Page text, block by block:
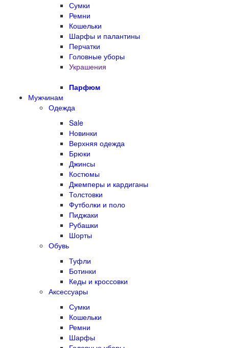
Сумки
Ремни
Кошельки
Шарфы и палантины
Перчатки
Головные уборы
Украшения
Парфюм
Мужчинам
Одежда
Sale
Новинки
Верхняя одежда
Брюки
Джинсы
Костюмы
Джемперы и кардиганы
Толстовки
Футболки и поло
Пиджаки
Рубашки
Шорты
Обувь
Туфли
Ботинки
Кеды и кроссовки
Аксессуары
Сумки
Кошельки
Ремни
Шарфы